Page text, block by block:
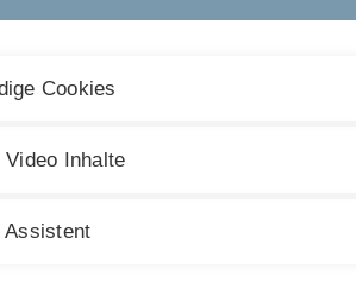
20.07.)per Email bei Stefan Schelling (
Analytics“ oder vergleichbares.
Cookies
Video Inhalte
Assistent